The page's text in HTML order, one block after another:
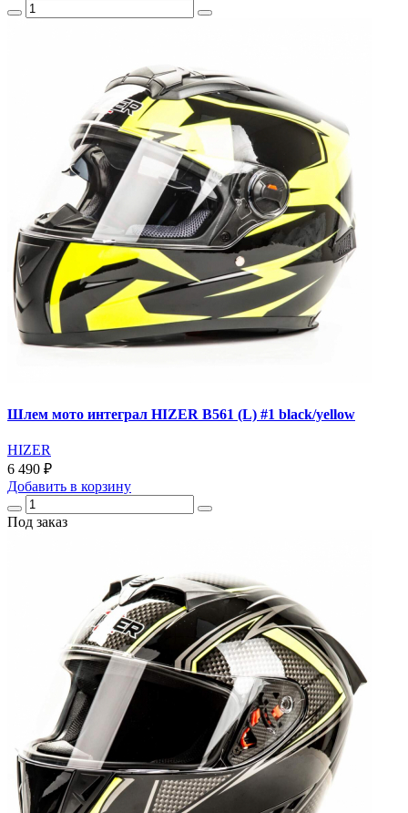
Шлем мото интеграл HIZER B561 (L) #1 black/yellow
HIZER
6 490 ₽
Добавить в корзину
Под заказ